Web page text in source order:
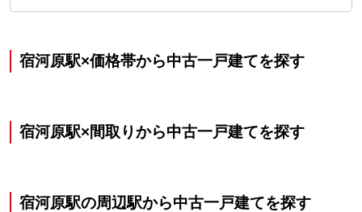
宿河原駅×価格帯から中古一戸建てを探す
宿河原駅×間取りから中古一戸建てを探す
宿河原駅の周辺駅から中古一戸建てを探す